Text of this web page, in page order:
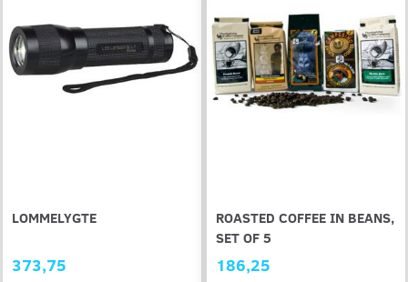
LOMMELYGTE
373,75
ROASTED COFFEE IN BEANS,
SET OF 5
186,25